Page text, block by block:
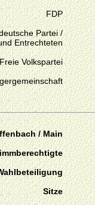
FDP
Partei /
Entrechteten
Freie Volkspartei
/ Main
Sitze